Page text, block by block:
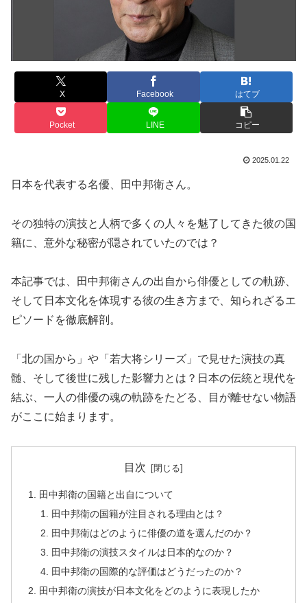
X Facebook はてブ
Pocket LINE コピー
2025.01.22
日本を代表する名優、田中邦衛さん。
その独特の演技と人柄で多くの人々を魅了してきた彼の国
籍に、意外な秘密が隠されていたのでは？
本記事では、田中邦衛さんの出自から俳優としての軌跡、
そして日本文化を体現する彼の生き方まで、知られざるエ
ピソードを徹底解剖。
「北の国から」や「若大将シリーズ」で見せた演技の真
髄、そして後世に残した影響力とは？日本の伝統と現代を
結ぶ、一人の俳優の魂の軌跡をたどる、目が離せない物語
がここに始まります。
目次
田中邦衛の国籍と出自について
田中邦衛の国籍が注目される理由とは？
田中邦衛はどのように俳優の道を選んだのか？
田中邦衛の演技スタイルは日本的なのか？
田中邦衛の国際的な評価はどうだったのか？
田中邦衛の演技が日本文化をどのように表現したか